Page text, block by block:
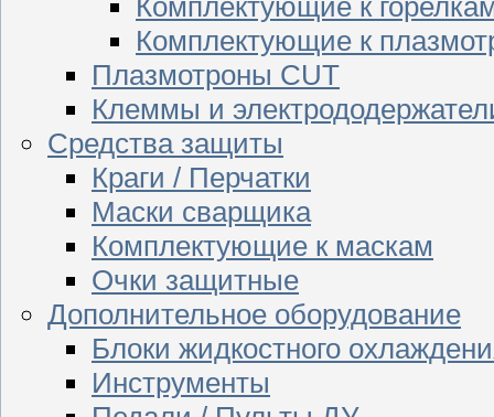
Комплектующие к
Плазмотроны CUT
Клеммы и
Средства защиты
Краги / Перчатки
Маски сварщика
Комплектующие к маскам
Очки защитные
Дополнительное оборудование
Блоки жидкостного
Инструменты